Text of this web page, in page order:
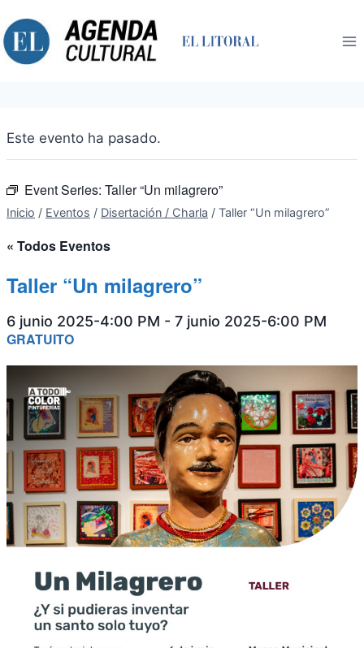
al
contenido
Este evento ha pasado.
Event Series: Taller “Un milagrero”
Inicio / Eventos / Disertación / Charla / Taller “Un milagrero”
« Todos Eventos
Taller “Un milagrero”
6 junio 2025-4:00 PM - 7 junio 2025-6:00 PM
GRATUITO